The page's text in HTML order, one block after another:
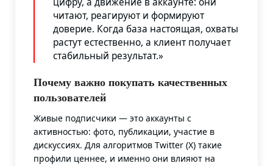
читают, реагируют и формируют
доверие. Когда база настоящая, охваты
растут естественно, а клиент получает
стабильный результат.»
Почему важно покупать качественных
пользователей
Живые подписчики — это аккаунты с
активностью: фото, публикации, участие в
дискуссиях. Для алгоритмов Twitter (X) такие
профили ценнее, и именно они влияют на